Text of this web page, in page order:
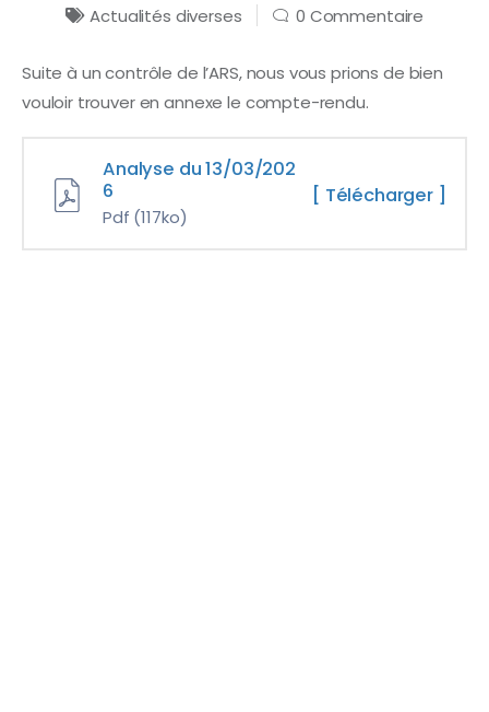
Actualités diverses 0 Commentaire
Suite à un contrôle de l’ARS, nous vous prions de bien
vouloir trouver en annexe le compte-rendu.
Analyse du 13/03/202
6
Pdf (117ko)
[ Télécharger ]